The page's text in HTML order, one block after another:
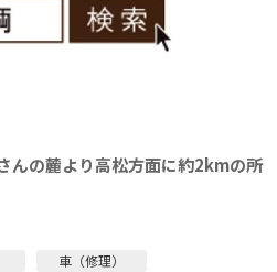
んの麓より高松方面に約2kmの所
車（修理）